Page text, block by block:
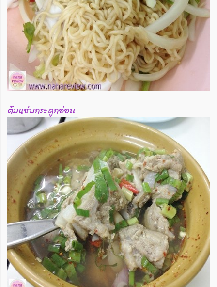
ต้มแซ่บกระดูกอ่อน